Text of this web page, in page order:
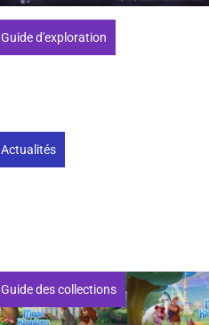
Guide d'exploration
Actualités
Guide des collections